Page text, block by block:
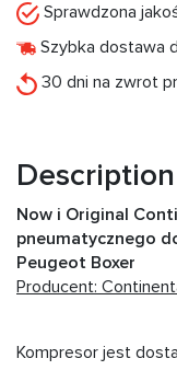
Sprawdzona
Szybka dostawa
30 dni na zwrot
Description
Now i Original
pneumatycznego
Peugeot Boxer
Producent:
Kompresor jest